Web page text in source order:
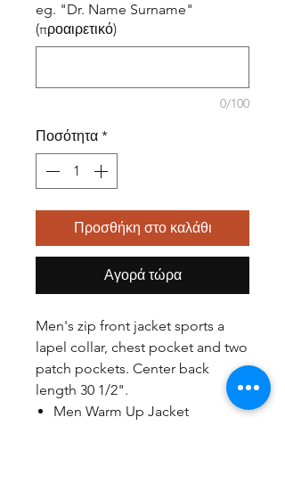
eg. "Dr. Name Surname"
(προαιρετικό)
0/100
Ποσότητα *
Προσθήκη στο καλάθι
Αγορά τώρα
Men's zip front jacket sports a
lapel collar, chest pocket and two
patch pockets. Center back
length 30 1/2".
Men Warm Up Jacket